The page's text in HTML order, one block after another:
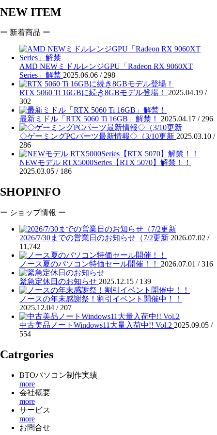
NEW ITEM
ー 新着商品 ー
AMD NEWミドルレンジGPU「Radeon RX 9060XT
Series」解禁 2025.06.06 /298
RTX 5060 Ti 16GBに続き8GBモデル登場！ 2025.04.19 /
302
最新ミドル「RTX 5060 Ti 16GB」解禁！ 2025.04.17 /296
◇ゲーミングPCパーツ最新情報◇（3/10更新 2025.03.10 /
286
NEWモデル RTX5000Series【RTX 5070】解禁！！
2025.03.05 / 186
SHOPINFO
ー ショップ情報 ー
2026/7/30までの営業日のお知らせ（7/2更新 2026.07.02 /
11,742
ノース夏のパソコン特価セール開催！！ 2026.07.01 /316
緊急定休日のお知らせ 2025.12.15 / 139
ノースの年末感謝祭！割引イベント開催中！！
2025.12.04 / 207
中古美品ノートWindows11大量入荷中!! Vol.2 2025.09.05 /
554
Catrgories
BTOパソコン制作実績
more
会社概要
more
サービス
more
お問合せ